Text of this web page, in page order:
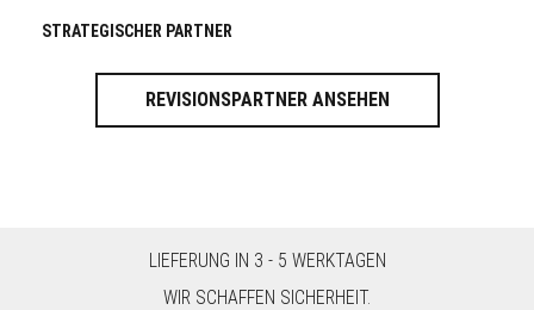
STRATEGISCHER PARTNER
REVISIONSPARTNER ANSEHEN
LIEFERUNG IN 3 - 5 WERKTAGEN
WIR SCHAFFEN SICHERHEIT.